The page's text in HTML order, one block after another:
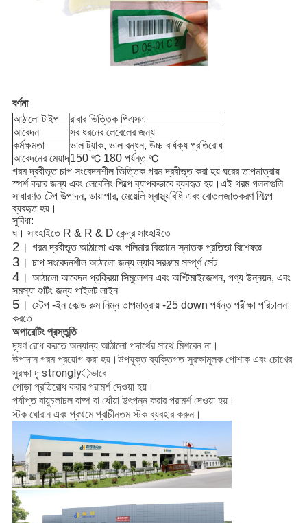
বর্ণনা
আঠালো টাইপ
রাবার ভিত্তিক পিএসএ
আবেদন
সব ধরনের লেবেলের জন্য
কর্মক্ষমতা
ভাল ট্যাক, ভাল বন্ধন, উচ্চ বার্ধক্য প্রতিরোধ
আবেদনের মেয়াদ150 ℃180 পর্যন্ত℃
গরম দ্রবীভূত চাপ সংবেদনশীল ভিত্তিক গরম দ্রবীভূত করা হয় ঘরের তাপমাত্রায়
স্পর্শ করার জন্য এবং লেবেলিং শিল্পে ব্যাপকভাবে ব্যবহৃত হয়।এই গরম গলনাগুলি
সাধারণত টেপ উত্পাদন, ডায়াপার, মেয়েলি স্বাস্থ্যবিধি এবং বোতলজাতকরণ শিল্পে
ব্যবহৃত হয়।
সুবিধা:
ঘ। সাংহাইতে R & R & D কেন্দ্র সাংহাইতে
2। গরম দ্রবীভূত আঠালো এবং পলিমার বিজ্ঞানে স্নাতক প্রতিভা বিশেষজ্ঞ
3। চাপ সংবেদনশীল আঠালো জন্য ল্যাব সরঞ্জাম সম্পূর্ণ সেট
4। আঠালো আবেদন প্রক্রিয়া সিমুলেশন এবং অপ্টিমাইজেশন, পণ্য উন্নয়ন, এবং
সমস্যা শুটিং জন্য পাইলট লাইন
5। স্টেপ -ইন কোল্ড রুম নিম্ন তাপমাত্রায় -25 down পর্যন্ত পরীক্ষা পরিচালনা
করতে
অপারেটিং প্রস্তুতি
দূষণ রোধ করতে অন্যান্য আঠালো পদার্থের সাথে মিশবেন না।
উপাদান গরম প্রয়োগ করা হয়।উপযুক্ত ব্যক্তিগত সুরক্ষামূলক পোশাক এবং চোখের
সুরক্ষা দৃ strongly়ভাবে
পোড়া প্রতিরোধ করার পরামর্শ দেওয়া হয়।
পর্যাপ্ত বায়ুচলাচল বাষ্প বা ধোঁয়া উৎপন্ন করার পরামর্শ দেওয়া হয়।
স্টক ঘোরান এবং প্রথমে প্রাচীনতম স্টক ব্যবহার করুন।